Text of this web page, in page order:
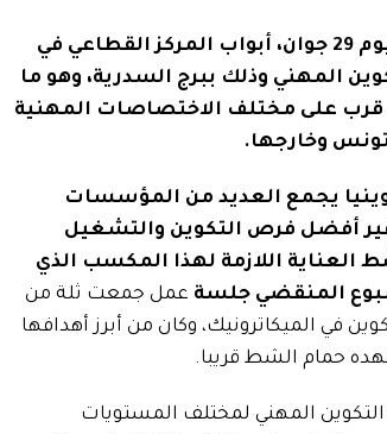
تحت شعار “بصنعة اليد نبني مؤسسة الغد” تفتح اليوم 29 جوان، أبواب المركز القطاعي في
المهني وذلك ببرج السدرية، وهو ما
قرب على مختلف الاختصاصات المهنية
وخارجها.
يجمع العديد من المؤسسات
أفضل فرص التكوين والتشغيل
العناية اللازمة لهذا المكسب الذي
المنقضي جلسة عمل جمعت ثلة من
في الميكاترونيك، وكان من أبرز أهدافها
حمام الشط قريبا.
المهني لمختلف المستويات